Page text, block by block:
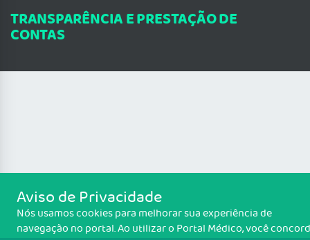
TRANSPARÊNCIA E PRESTAÇÃO DE
CONTAS
Aviso de Privacidade
Nós usamos cookies para melhorar sua experiência de
navegação no portal. Ao utilizar o Portal Médico, você